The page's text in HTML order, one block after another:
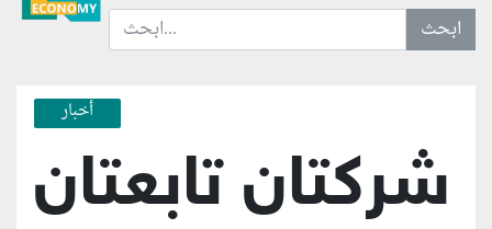
ابحث عن... :
أخبار
شركتان تابعتان